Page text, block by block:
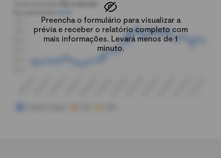
Preencha o formulário para visualizar a
prévia e receber o relatório completo com
mais informações. Levará menos de 1
minuto.